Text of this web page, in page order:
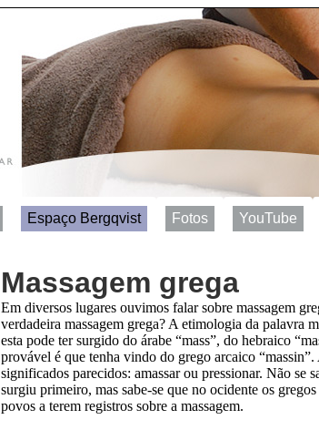
Espaço Bergqvist Fotos YouTube
Massagem grega
Em diversos lugares ouvimos falar sobre massagem
verdadeira massagem grega? A etimologia da palavra
esta pode ter surgido do árabe “mass”, do hebraico
provável é que tenha vindo do grego arcaico “massin”.
significados parecidos: amassar ou pressionar. Não se
surgiu primeiro, mas sabe-se que no ocidente os
povos a terem registros sobre a massagem.